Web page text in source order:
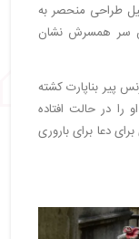
طراحی منحصر به
سر همسرش نشان
پیر بناپارت کشته
را در حالت افتاده
دعا برای باروری